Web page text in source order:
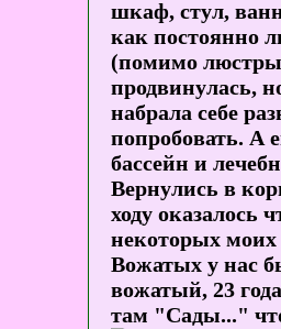
шкаф, стул,
как постоянно
(помимо люстры
продвинулась,
набрала себе
попробовать. А
бассейн и
Вернулись в
ходу оказалось
некоторых моих
Вожатых у нас
вожатый, 23
там "Сады..."